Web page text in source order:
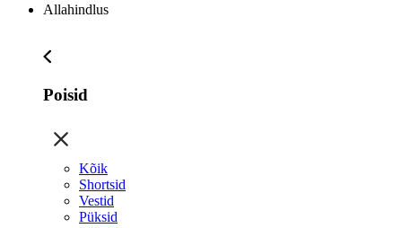
Allahindlus
Poisid
Kõik
Shortsid
Vestid
Püksid